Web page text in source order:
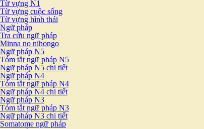
Từ vựng N1
Từ vựng cuộc sống
Từ vựng hình thái
Ngữ pháp
Tra cứu ngữ pháp
Minna no nihongo
Ngữ pháp N5
Tóm tắt ngữ pháp N5
Ngữ pháp N5 chi tiết
Ngữ pháp N4
Tóm tắt ngữ pháp N4
Ngữ pháp N4 chi tiết
Ngữ pháp N3
Tóm tắt ngữ pháp N3
Ngữ pháp N3 chi tiết
Somatome ngữ pháp